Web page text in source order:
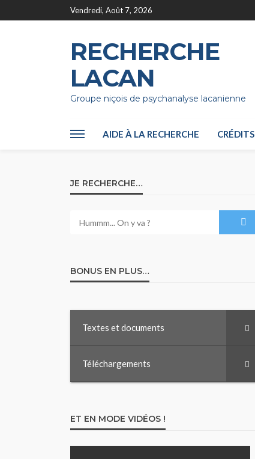
Vendredi, Août 7, 2026
RECHERCHE
LACAN
Groupe niçois de psychanalyse lacanienne
AIDE À LA RECHERCHE CRÉDITS
JE RECHERCHE…
BONUS EN PLUS…
Textes et documents
Téléchargements
ET EN MODE VIDÉOS !